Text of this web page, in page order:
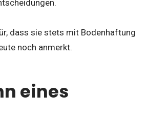
dass sie stets mit Bodenhaftung
noch anmerkt.
eines